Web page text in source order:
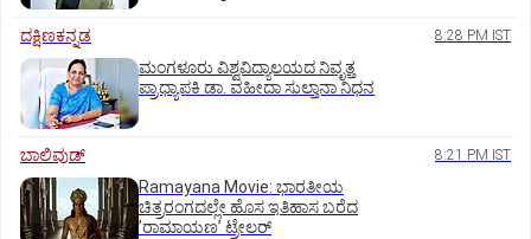
ದಕ್ಷಿಣಕನ್ನಡ 8:28 PM IST
ಮಂಗಳೂರು ವಿಶ್ವವಿದ್ಯಾಲಯದ ನಿವೃತ್ತ
ಪ್ರಾಧ್ಯಾಪಕಿ ಡಾ. ವಹೀದಾ ಸುಲ್ತಾನಾ ನಿಧನ
ಬಾಲಿವುಡ್‌ 8:21 PM IST
Ramayana Movie: ಭಾರತೀಯ
ಚಿತ್ರರಂಗದಲ್ಲೇ ಹೊಸ ಇತಿಹಾಸ ಬರೆದ
ʼರಾಮಾಯಣʼ ಟ್ರೇಲರ್